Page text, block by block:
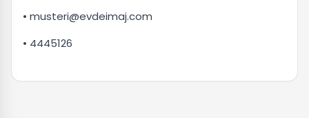
• musteri@evdeimaj.com
• 4445126